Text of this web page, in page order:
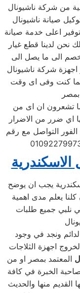
من شركة ناشيونال
صيانة ناشيونال
اعلى خدمة صيانة
نحن لدينا قطع غيار
الى ما يصل الى
شركة ناشيونال
كنت وفى اى وقت
تشعرون ان اى من
اي ضرر من الاضرار
التواصل مع رقم
الاسكندرية
يجب ان يوضح
يعلم مدى اهمية
نلبي جميع طلبات
ونجد في وجود
اجهزة الثلاجات
المعتمد بمصر او من
الخبرة في كافة